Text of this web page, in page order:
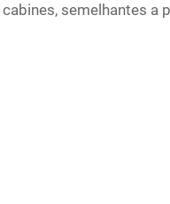
semelhantes a
sem nenhum